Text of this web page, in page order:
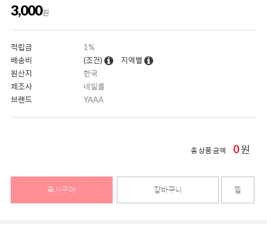
3,000원
적립금
1%
배송비
(조건)
지역별
원산지
한국
제조사
네일몰
브랜드
YAAA
총 상품 금액 0원
즉시구매 장바구니 찜